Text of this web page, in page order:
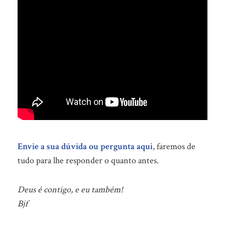
Envie a sua dúvida ou pergunta aqui, faremos de
tudo para lhe responder o quanto antes.
Deus é contigo, e eu também!
Bjf